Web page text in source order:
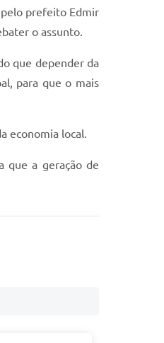
pelo prefeito Edmir
o assunto.
que depender da
para que o mais
economia local.
que a geração de